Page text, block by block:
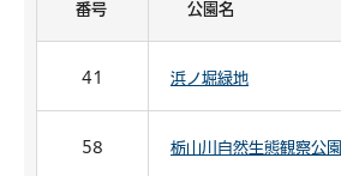
番号 公園名
41 浜ノ堀緑地
58 栃山川自然生態観察公園